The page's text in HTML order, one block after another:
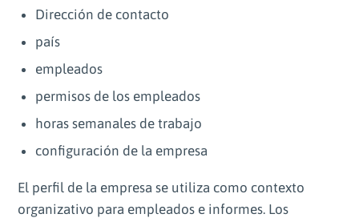
Dirección de contacto
país
empleados
permisos de los empleados
horas semanales de trabajo
configuración de la empresa
El perfil de la empresa se utiliza como contexto
organizativo para empleados e informes. Los